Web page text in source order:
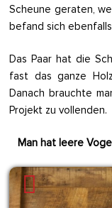
Scheune geraten,
befand sich
Das Paar hat die
fast das ganze
Danach brauchte
Projekt zu vollenden.
Man hat leere